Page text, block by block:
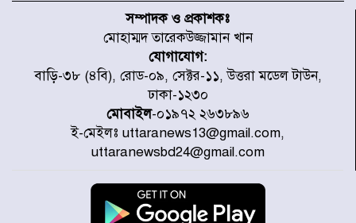
ফিরিয়ে প্রশংসায় ভাসছেন খিলক্ষেত
থানার ওসি
আজ থেকে উন্মুক্ত ‘জুলাই গণঅভ্যুত্থান
স্মৃতি জাদুঘর
রাজধানীর উত্তরা আঞ্চলিক পাসপোর্ট
অফিসের সামনে দালাল চক্রের ১৩ জন
করেছে র‌্যাব-১
হরমুজ প্রণালি নিয়ে ওমানের সঙ্গে চুক্তি
সম্পাদক ও প্রকাশকঃ
মোহাম্মদ তারেকউজ্জামান খান
যোগাযোগ:
বাড়ি-৩৮ (৪বি), রোড-০৯, সেক্টর-১১, উত্তরা মডেল টাউন,
ঢাকা-১২৩০
মোবাইল-০১৯৭২ ২৬৩৮৯৬
ই-মেইলঃ uttaranews13@gmail.com,
uttaranewsbd24@gmail.com